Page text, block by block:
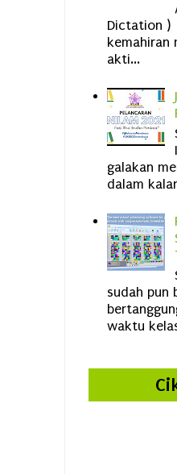
Dictation )
kemahiran
akti...
galakan
dalam
sudah pun
waktu